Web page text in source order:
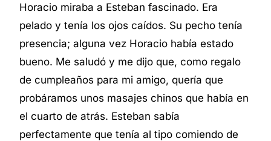
Horacio miraba a Esteban fascinado. Era
pelado y tenía los ojos caídos. Su pecho tenía
presencia; alguna vez Horacio había estado
bueno. Me saludó y me dijo que, como regalo
de cumpleaños para mi amigo, quería que
probáramos unos masajes chinos que había en
el cuarto de atrás. Esteban sabía
perfectamente que tenía al tipo comiendo de